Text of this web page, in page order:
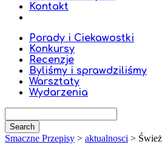
Kontakt
Porady i Ciekawostki
Konkursy
Recenzje
Byliśmy i sprawdziliśmy
Warsztaty
Wydarzenia
Smaczne Przepisy > aktualnosci >